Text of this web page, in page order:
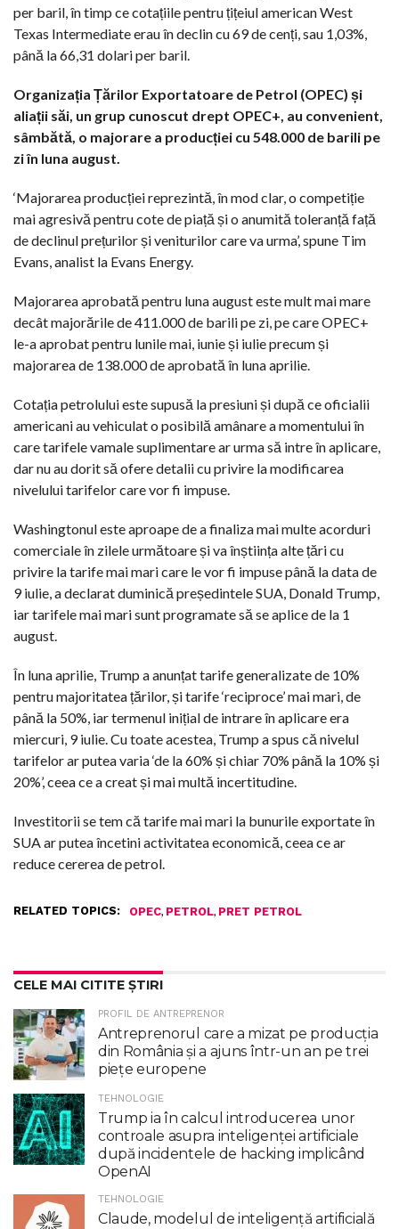
per baril, în timp ce cotațiile pentru țițeiul american West
Texas Intermediate erau în declin cu 69 de cenți, sau 1,03%,
până la 66,31 dolari per baril.
Organizația Țărilor Exportatoare de Petrol (OPEC) și
aliații săi, un grup cunoscut drept OPEC+, au convenient,
sâmbătă, o majorare a producției cu 548.000 de barili pe
zi în luna august.
‘Majorarea producției reprezintă, în mod clar, o competiție
mai agresivă pentru cote de piață și o anumită toleranță față
de declinul prețurilor și veniturilor care va urma’, spune Tim
Evans, analist la Evans Energy.
Majorarea aprobată pentru luna august este mult mai mare
decât majorările de 411.000 de barili pe zi, pe care OPEC+
le-a aprobat pentru lunile mai, iunie și iulie precum și
majorarea de 138.000 de aprobată în luna aprilie.
Cotația petrolului este supusă la presiuni și după ce oficialii
americani au vehiculat o posibilă amânare a momentului în
care tarifele vamale suplimentare ar urma să intre în aplicare,
dar nu au dorit să ofere detalii cu privire la modificarea
nivelului tarifelor care vor fi impuse.
Washingtonul este aproape de a finaliza mai multe acorduri
comerciale în zilele următoare și va înștiința alte țări cu
privire la tarife mai mari care le vor fi impuse până la data de
9 iulie, a declarat duminică președintele SUA, Donald Trump,
iar tarifele mai mari sunt programate să se aplice de la 1
august.
În luna aprilie, Trump a anunțat tarife generalizate de 10%
pentru majoritatea țărilor, și tarife ‘reciproce’ mai mari, de
până la 50%, iar termenul inițial de intrare în aplicare era
miercuri, 9 iulie. Cu toate acestea, Trump a spus că nivelul
tarifelor ar putea varia ‘de la 60% și chiar 70% până la 10% și
20%’, ceea ce a creat și mai multă incertitudine.
Investitorii se tem că tarife mai mari la bunurile exportate în
SUA ar putea încetini activitatea economică, ceea ce ar
reduce cererea de petrol.
RELATED TOPICS: OPEC, PETROL, PRET PETROL
CELE MAI CITITE ȘTIRI
PROFIL DE ANTREPRENOR
Antreprenorul care a mizat pe producția
din România și a ajuns într-un an pe trei
piețe europene
TEHNOLOGIE
Trump ia în calcul introducerea unor
controale asupra inteligenţei artificiale
după incidentele de hacking implicând
OpenAI
TEHNOLOGIE
Claude, modelul de inteligenţă artificială